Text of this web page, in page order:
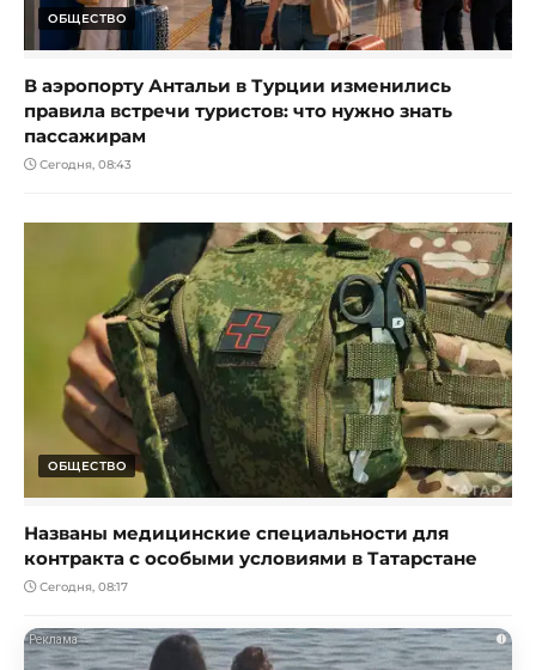
ОБЩЕСТВО
В аэропорту Антальи в Турции изменились
правила встречи туристов: что нужно знать
пассажирам
Сегодня, 08:43
ОБЩЕСТВО
Названы медицинские специальности для
контракта с особыми условиями в Татарстане
Сегодня, 08:17
i